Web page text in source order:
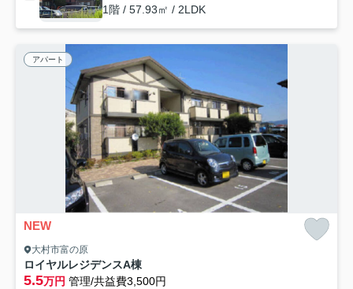
1階 / 57.93㎡ / 2LDK
アパート
NEW
大村市富の原
ロイヤルレジデンスA棟
5.5万円 管理/共益費3,500円